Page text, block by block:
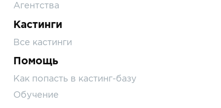
Агентства
Кастинги
Все кастинги
Помощь
Как попасть в кастинг-базу
Обучение